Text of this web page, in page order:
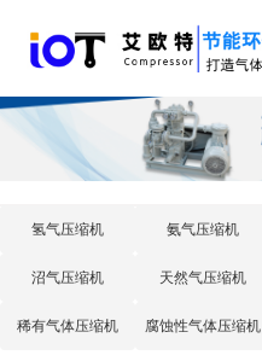
氢气压缩机 氨气压缩机
沼气压缩机 天然气压缩机
稀有气体压缩机 腐蚀性气体压缩机